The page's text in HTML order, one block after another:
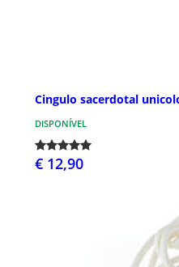
Cingulo sacerdotal
DISPONÍVEL
€ 12,90